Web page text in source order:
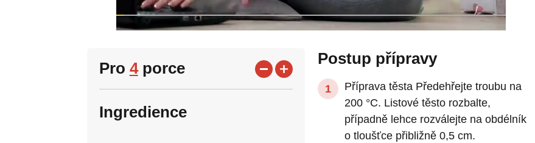
Pro 4porce
Ingredience
Postup přípravy
Příprava těsta Předehřejte troubu na
200 °C. Listové těsto rozbalte,
případně lehce rozválejte na obdélník
o tloušťce přibližně 0,5 cm.